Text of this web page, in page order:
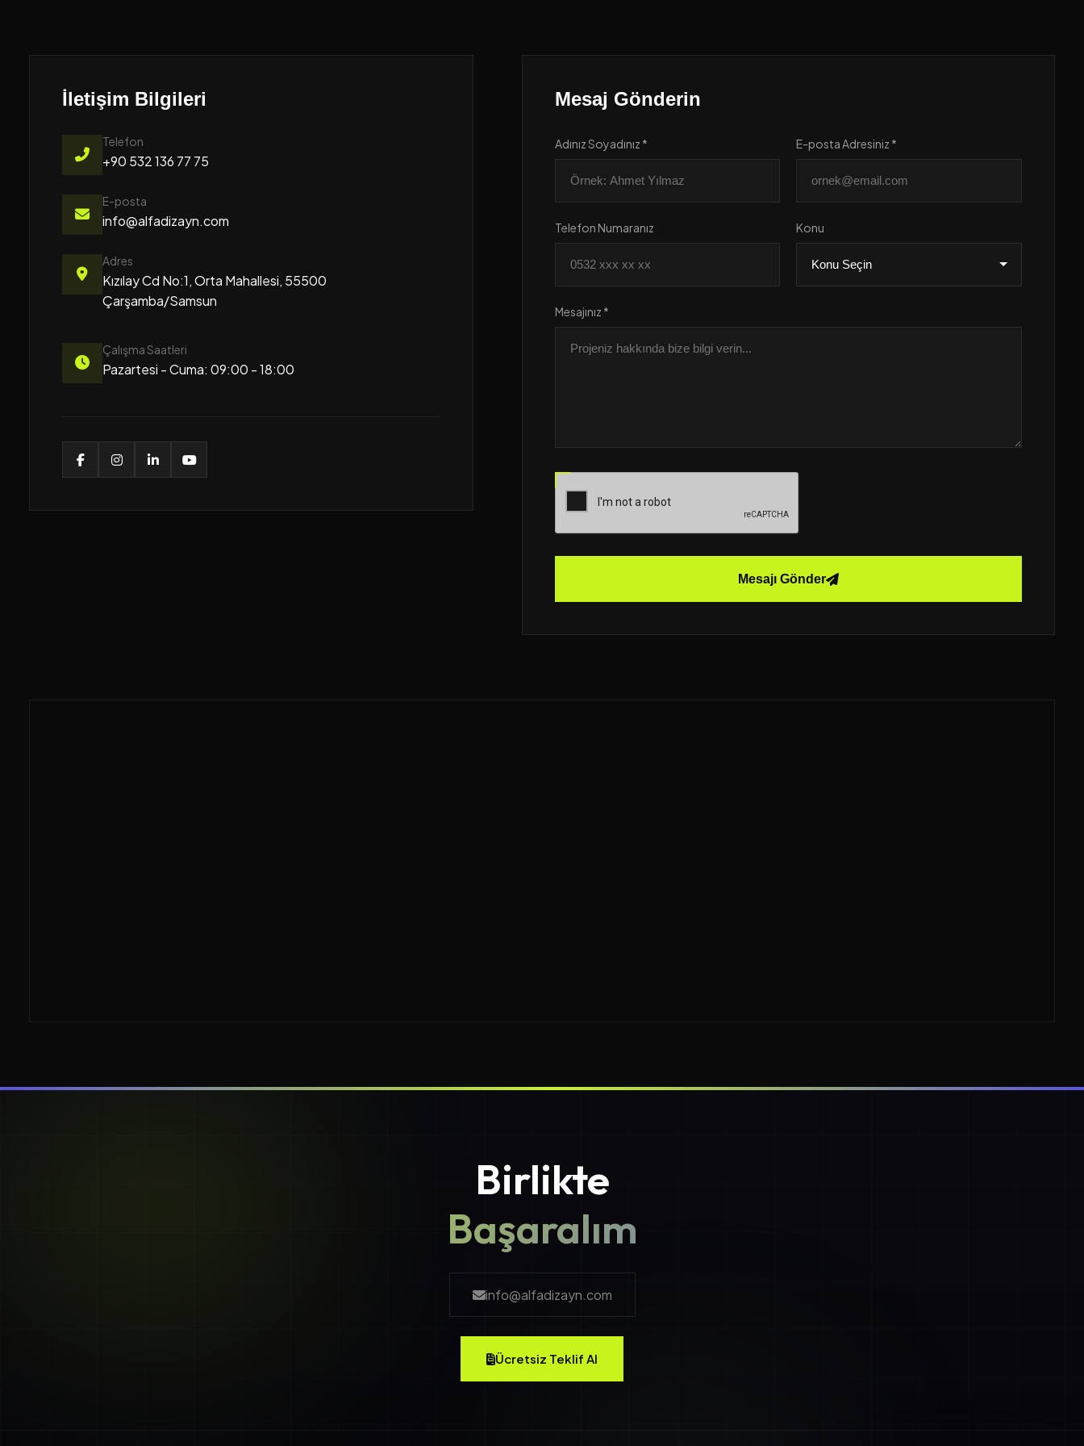
İletişim Bilgileri
Telefon
+90 532 136 77 75
E-posta
info@alfadizayn.com
Adres
Kızılay Cd No:1, Orta Mahallesi, 55500
Çarşamba/Samsun
Çalışma Saatleri
Pazartesi - Cuma: 09:00 - 18:00
Mesaj Gönderin
Adınız Soyadınız * E-posta Adresiniz *
Telefon Numaranız Konu
Mesajınız *
Mesajı Gönder
Birlikte
Başaralım
info@alfadizayn.com
Ücretsiz Teklif Al